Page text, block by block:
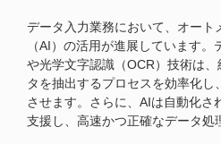
データ入力業務において、オート
（AI）の活用が進展しています
や光学文字認識（OCR）技術は
タを抽出するプロセスを効率化
させます。さらに、AIは自動化さ
支援し、高速かつ正確なデータ処